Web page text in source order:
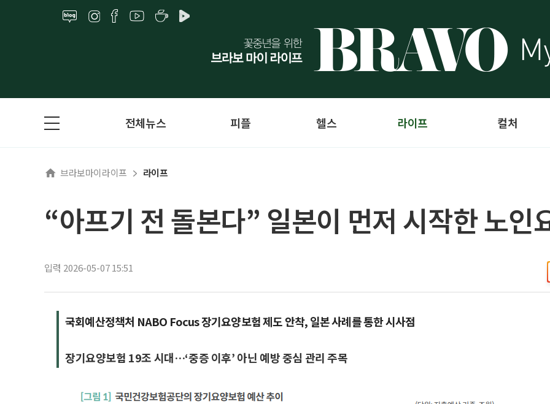
전체뉴스 피플 헬스 라이프 컬처
브라보마이라이프 라이프
“아프기 전 돌본다” 일본이 먼저 시작한 노인
입력 2026-05-07 15:51
국회예산정책처 NABO Focus 장기요양보험 제도 안착, 일본 사례를 통한 시사점
장기요양보험 19조 시대…‘중증 이후’ 아닌 예방 중심 관리 주목